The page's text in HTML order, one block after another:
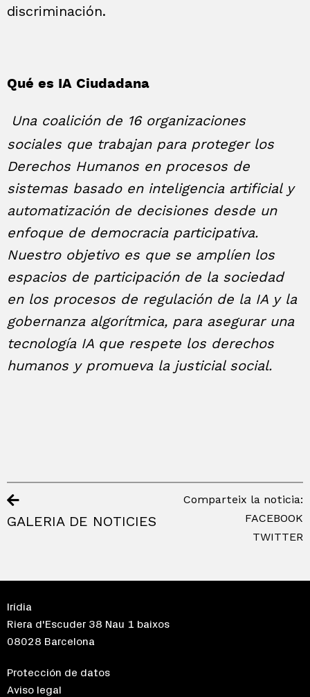
discriminación.
Qué es IA Ciudadana
Una coalición de 16 organizaciones
sociales que trabajan para proteger los
Derechos Humanos en procesos de
sistemas basado en inteligencia artificial y
automatización de decisiones desde un
enfoque de democracia participativa.
Nuestro objetivo es que se amplíen los
espacios de participación de la sociedad
en los procesos de regulación de la IA y la
gobernanza algorítmica, para asegurar una
tecnología IA que respete los derechos
humanos y promueva la justicial social.
GALERIA DE NOTICIES
Comparteix la noticia:
FACEBOOK
TWITTER
Irídia
Riera d'Escuder 38 Nau 1 baixos
08028 Barcelona
Protección de datos
Aviso legal